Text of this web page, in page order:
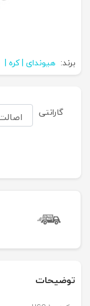
برند: هیوندای | کره |
گارانتی
توضیحات